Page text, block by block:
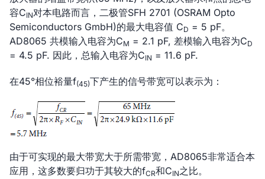
容CIN对本电路而言，二极管SFH 2701 (OSRAM Opto
Semiconductors GmbH)的最大电容值 CD = 5 pF。
AD8065 共模输入电容为CM = 2.1 pF, 差模输入电容为CD
= 4.5 pF. 因此，总输入电容为CIN = 11.6 pF.
在45°相位裕量f(45)下产生的信号带宽可以表示为：
由于可实现的最大带宽大于所需带宽，AD8065非常适合本
应用，这多数要归功于其较大的fCR和CIN之比。